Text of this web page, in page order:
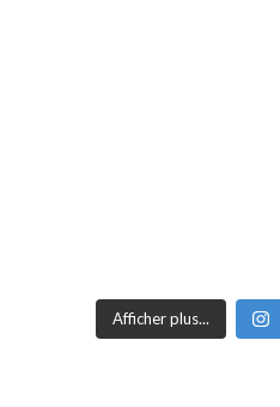
Afficher plus...